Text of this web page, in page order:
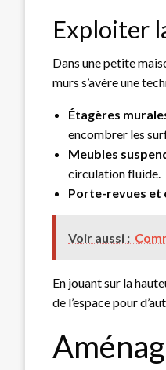
Exploiter
Dans une petite
murs s’avère une
Étagères
encombrer les
Meubles
circulation fluide.
Porte-revues et
Voir aussi :
En jouant sur la
de l’espace pour